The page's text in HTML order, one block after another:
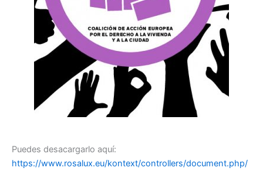
Puedes desacargarlo aquí:
https://www.rosalux.eu/kontext/controllers/document.php/